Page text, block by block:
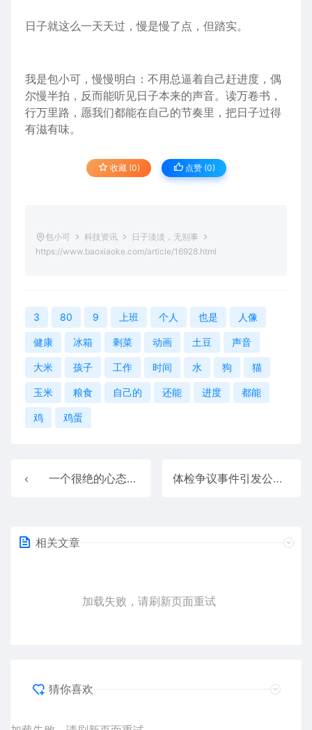
日子就这么一天天过，慢是慢了点，但踏实。
我是包小可，慢慢明白：不用总逼着自己赶进度 ，偶
尔慢半拍，反而能听见日子本来的声音。读万卷书，
行万里路，愿我们都能在自己的节奏里，把日子过得
有滋有味。
收藏 (0) 点赞 (0)
包小可 科技资讯
日子淡淡，无别事
https://www.baoxiaoke.com/article/16928.html
3 80 9 上班 个人 也是 人像
健康 冰箱 剩菜 动画 土豆 声音
大米 孩子 工作 时间 水 狗 猫
玉米 粮食 自己的 还能 进度 都能
鸡 鸡蛋
一个很绝的心态：不解释自己 体检争议事件引发公众健康焦虑 用AI解读体检报告量激增40%
相关文章
加载失败，请刷新页面重试
猜你喜欢